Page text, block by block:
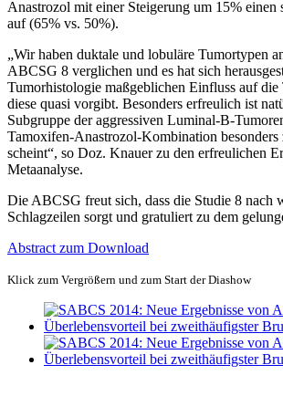
Anastrozol mit einer Steigerung um 15%
auf (65% vs. 50%).
„Wir haben duktale und lobuläre Tumortypen
ABCSG 8 verglichen und es hat sich
Tumorhistologie maßgeblichen Einfluss auf die
diese quasi vorgibt. Besonders erfreulich ist
Subgruppe der aggressiven Luminal-B-
Tamoxifen-Anastrozol-Kombination besonders
scheint“, so Doz. Knauer zu den erfreulichen
Metaanalyse.
Die ABCSG freut sich, dass die Studie 8 nach
Schlagzeilen sorgt und gratuliert zu dem
Abstract zum Download
Klick zum Vergrößern und zum Start der Diashow